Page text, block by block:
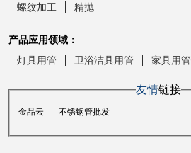
螺纹加工 精抛
产品应用领域：
灯具用管
卫浴洁具用管 家具用管
友情链接
金品云 不锈钢管批发